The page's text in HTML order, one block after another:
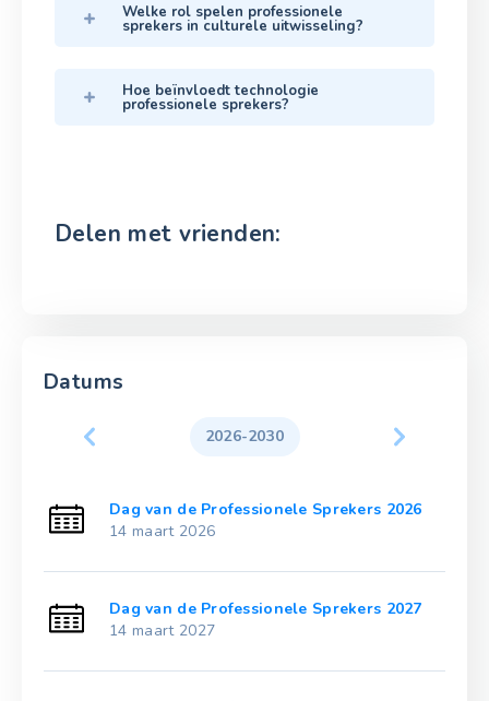
Welke rol spelen professionele
sprekers in culturele uitwisseling?
Hoe beïnvloedt technologie
professionele sprekers?
Delen met vrienden:
Datums
2026-2030
Dag van de Professionele Sprekers 2026
14 maart 2026
Dag van de Professionele Sprekers 2027
14 maart 2027